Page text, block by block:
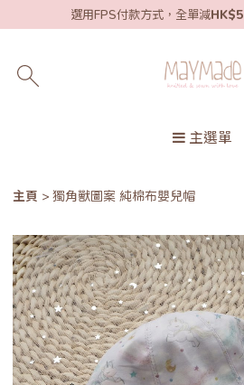
選用FPS付款方式，全單減HK$5
主選單
主頁 獨角獸圖案 純棉布嬰兒帽